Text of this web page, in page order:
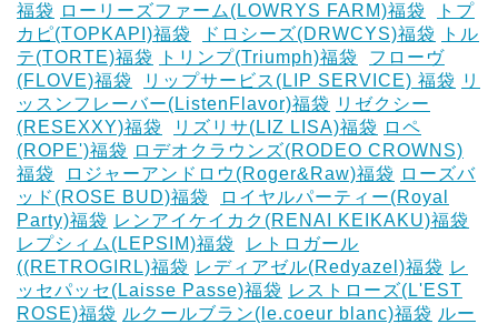
福袋 ローリーズファーム(LOWRYS FARM)福袋
トプ
カピ(TOPKAPI)福袋
ドロシーズ(DRWCYS)福袋
トル
テ(TORTE)福袋
トリンプ(Triumph)福袋
フローヴ
(FLOVE)福袋
リップサービス(LIP SERVICE) 福袋 リ
ッスンフレーバー(ListenFlavor)福袋 リゼクシー
(RESEXXY)福袋
リズリサ(LIZ LISA)福袋 ロペ
(ROPE')福袋 ロデオクラウンズ(RODEO CROWNS)
福袋
ロジャーアンドロウ(Roger&Raw)福袋 ローズバ
ッド(ROSE BUD)福袋
ロイヤルパーティー(Royal
Party)福袋 レンアイケイカク(RENAI KEIKAKU)福袋
レプシィム(LEPSIM)福袋
レトロガール
((RETROGIRL)福袋 レディアゼル(Redyazel)福袋 レ
ッセパッセ(Laisse Passe)福袋 レストローズ(L'EST
ROSE)福袋 ルクールブラン(le.coeur blanc)福袋 ルー